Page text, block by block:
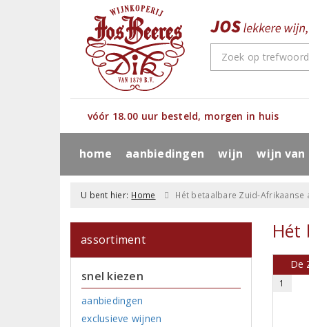
vóór 18.00 uur besteld, morgen in huis
home aanbiedingen wijn wijn van
U bent hier: Home Hét betaalbare Zuid-Afrikaanse
assortiment
snel kiezen
aanbiedingen
exclusieve wijnen
Hét
De
1